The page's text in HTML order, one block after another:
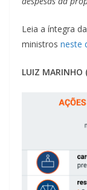
Leia a íntegra
ministros neste
LUIZ